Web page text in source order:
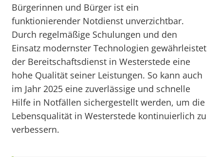
Bürgerinnen und Bürger ist ein
funktionierender Notdienst unverzichtbar.
Durch regelmäßige Schulungen und den
Einsatz modernster Technologien gewährleistet
der Bereitschaftsdienst in Westerstede eine
hohe Qualität seiner Leistungen. So kann auch
im Jahr 2025 eine zuverlässige und schnelle
Hilfe in Notfällen sichergestellt werden, um die
Lebensqualität in Westerstede kontinuierlich zu
verbessern.